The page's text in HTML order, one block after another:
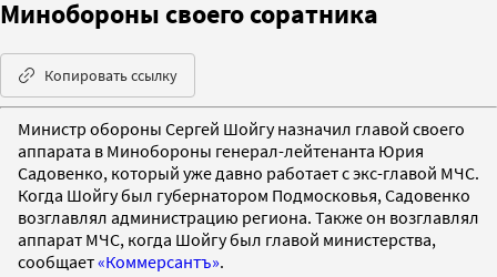
Минобороны своего соратника
Копировать ссылку
Министр обороны Сергей Шойгу назначил главой своего
аппарата в Минобороны генерал-лейтенанта Юрия
Садовенко, который уже давно работает с экс-главой МЧС.
Когда Шойгу был губернатором Подмосковья, Садовенко
возглавлял администрацию региона. Также он возглавлял
аппарат МЧС, когда Шойгу был главой министерства,
сообщает«Коммерсантъ».